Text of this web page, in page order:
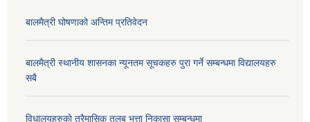
बालमैत्री घोषणाको अन्तिम प्रतिवेदन
बालमैत्री स्थानीय शासनका न्यूनतम सूचकहरु पुरा गर्ने सम्बन्धमा विद्यालयहरु
सबै
विधालयहरुकाे त्रैमासिक तलब भत्ता निकासा सम्बन्धमा